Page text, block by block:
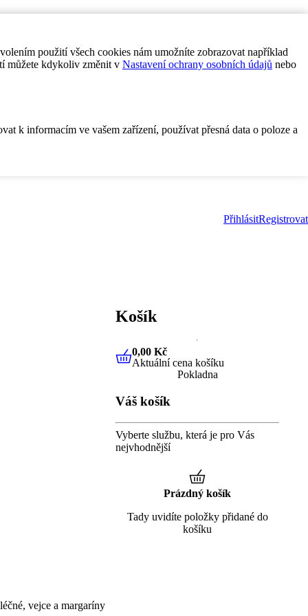
použití všech cookies nám umožníte zobrazovat například
můžete kdykoliv změnit v Nastavení ochrany osobních údajů nebo
k informacím ve vašem zařízení, používat přesná data o poloze a
PřihlásitRegistrovat
vejce a margaríny
Košík
0,00 KčAktuální cena košíku
0,00 Kč
Aktuální cena košíku
Pokladna
Váš košík
Vyberte službu, která je pro Vás
nejvhodnější
Prázdný košík
Tady uvidíte položky přidané do
košíku